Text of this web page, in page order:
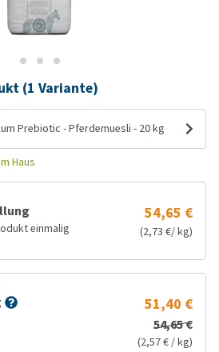
(1 Variante)
Prebiotic - Pferdemuesli - 20 kg
Haus
einmalig
54,65 €
(2,73 €/ kg)
51,40 €
54,65 €
(2,57 € / kg)